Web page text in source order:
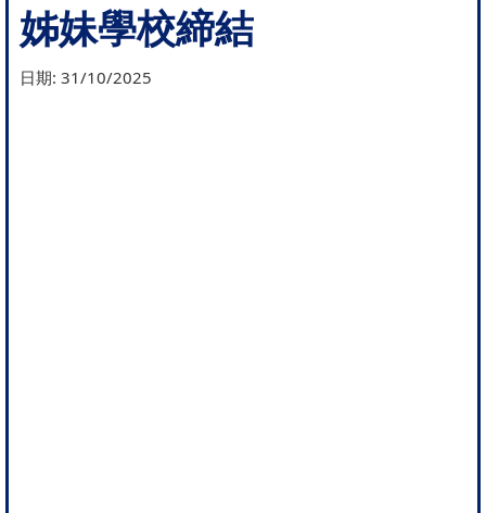
姊妹學校締結
日期: 31/10/2025